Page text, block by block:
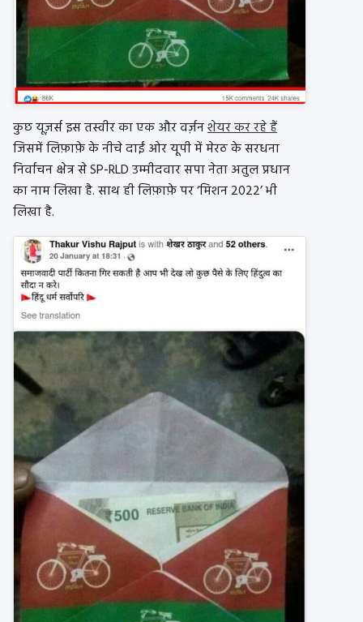
कुछ यूज़र्स इस तस्वीर का एक और वर्ज़नशेयर कर रहे हैं
जिसमें लिफ़ाफ़े के नीचे दाईं ओर यूपी में मेरठ के सरधना
निर्वाचन क्षेत्र से SP-RLD उम्मीदवार सपा नेता अतुल प्रधान
का नाम लिखा है. साथ ही लिफ़ाफ़े पर ‘मिशन 2022’ भी
लिखा है.